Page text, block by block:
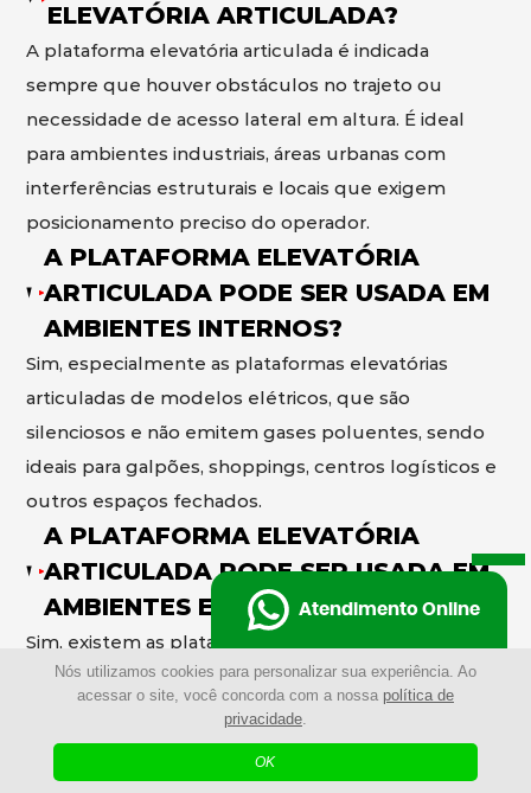
Nós utilizamos cookies para personalizar sua experiência. Ao
acessar o site, você concorda com a nossa política de
privacidade.
OK
ELEVATÓRIA ARTICULADA?
A plataforma elevatória articulada é indicada
sempre que houver obstáculos no trajeto ou
necessidade de acesso lateral em altura. É ideal
para ambientes industriais, áreas urbanas com
interferências estruturais e locais que exigem
posicionamento preciso do operador.
A PLATAFORMA ELEVATÓRIA
ARTICULADA PODE SER USADA EM
AMBIENTES INTERNOS?
Sim, especialmente as plataformas elevatórias
articuladas de modelos elétricos, que são
silenciosos e não emitem gases poluentes, sendo
ideais para galpões, shoppings, centros logísticos e
outros espaços fechados.
A PLATAFORMA ELEVATÓRIA
ARTICULADA PODE SER USADA EM
AMBIENTES EXTERNOS?
Sim, existem as plataformas elevatórias articuladas
de modelos a diesel desenvolvidos para operar em
ambientes externos, com maior potência e
capacidade de enfrentar terrenos irregulares e
condições mais exigentes.
Atendimento Online